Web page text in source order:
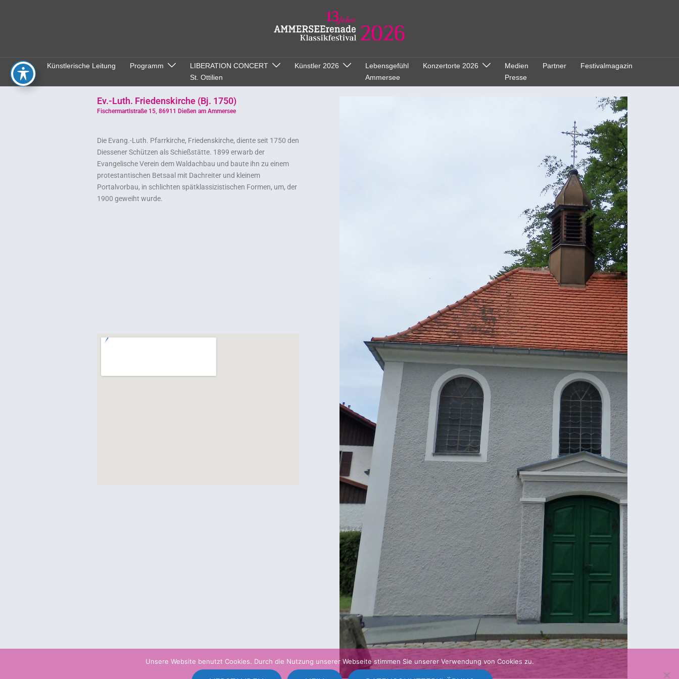
Künstlerische Leitung Programm
LIBERATION CONCERT
St. Ottilien
Künstler 2026
Lebensgefühl
Ammersee
Konzertorte 2026
Medien
Presse
Partner Festivalmagazin
Ev.-Luth. Friedenskirche (Bj. 1750)
Fischermartlstraße 15, 86911 Dießen am Ammersee
Die Evang.-Luth. Pfarrkirche, Friedenskirche, diente seit 1750 den
Diessener Schützen als Schießstätte. 1899 erwarb der
Evangelische Verein dem Waldachbau und baute ihn zu einem
protestantischen Betsaal mit Dachreiter und kleinem
Portalvorbau, in schlichten spätklassizistischen Formen, um, der
1900 geweiht wurde.
Unsere Website benutzt Cookies. Durch die Nutzung unserer Webseite stimmen Sie unserer Verwendung von Cookies zu.